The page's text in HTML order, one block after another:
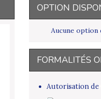
OPTION
Aucune option
FORMALITÉS
Autorisation